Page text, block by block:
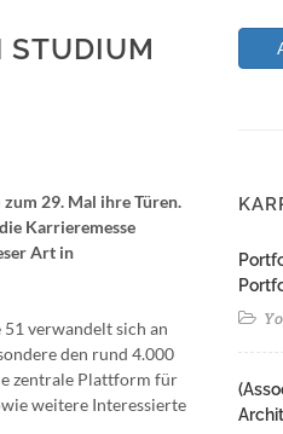
STUDIUM
29. Mal ihre Türen.
Karrieremesse
Art in
verwandelt sich an
den rund 4.000
zentrale Plattform für
weitere Interessierte